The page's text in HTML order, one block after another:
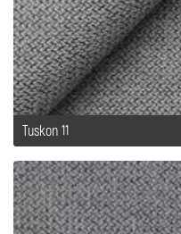
Tuskon 11